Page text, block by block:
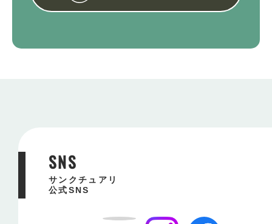
SNS
サンクチュアリ
公式SNS